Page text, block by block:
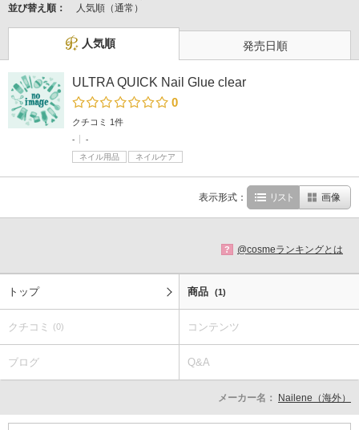
並び替え順：
人気順（通常）
人気順 発売日順
ULTRA QUICK Nail Glue clear
0
クチコミ 1件
-
-
ネイル用品
ネイルケア
表示形式： リスト 画像
? @cosmeランキングとは
トップ 商品 (1)
クチコミ (0) コンテンツ
ブログ Q&A
メーカー名： Nailene（海外）